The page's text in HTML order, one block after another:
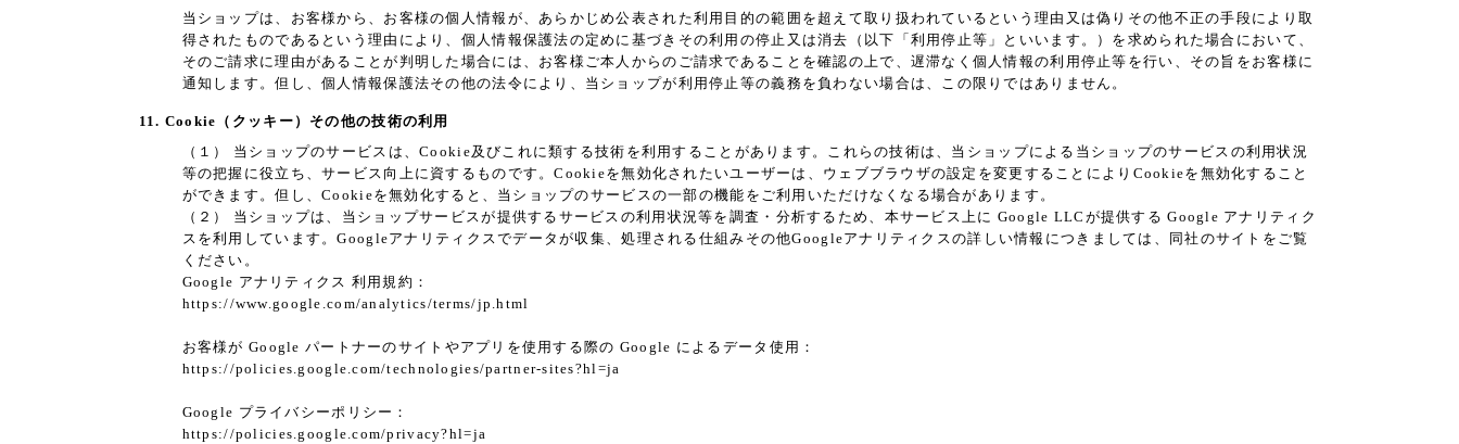
当ショップは、お客様から、お客様の個人情報が、あらかじめ公表された利用目的の範囲を超えて取り扱われているという理由又は偽りその他不正の手段により取
得されたものであるという理由により、個人情報保護法の定めに基づきその利用の停止又は消去（以下「利用停止等」といいます。）を求められた場合において、
そのご請求に理由があることが判明した場合には、お客様ご本人からのご請求であることを確認の上で、遅滞なく個人情報の利用停止等を行い、その旨をお客様に
通知します。但し、個人情報保護法その他の法令により、当ショップが利用停止等の義務を負わない場合は、この限りではありません。
11. Cookie（クッキー）その他の技術の利用
（１） 当ショップのサービスは、Cookie及びこれに類する技術を利用することがあります。これらの技術は、当ショップによる当ショップのサービスの利用状況
等の把握に役立ち、サービス向上に資するものです。Cookieを無効化されたいユーザーは、ウェブブラウザの設定を変更することによりCookieを無効化すること
ができます。但し、Cookieを無効化すると、当ショップのサービスの一部の機能をご利用いただけなくなる場合があります。
（２） 当ショップは、当ショップサービスが提供するサービスの利用状況等を調査・分析するため、本サービス上に Google LLCが提供する Google アナリティク
スを利用しています。Googleアナリティクスでデータが収集、処理される仕組みその他Googleアナリティクスの詳しい情報につきましては、同社のサイトをご覧
ください。
Google アナリティクス 利用規約：
https://www.google.com/analytics/terms/jp.html
お客様が Google パートナーのサイトやアプリを使用する際の Google によるデータ使用：
https://policies.google.com/technologies/partner-sites?hl=ja
Google プライバシーポリシー：
https://policies.google.com/privacy?hl=ja